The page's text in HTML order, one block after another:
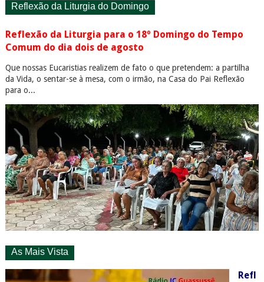
Reflexão da Liturgia do Domingo
Reflexão da Liturgia para o 18º Domingo do Tempo
Comum do dia dois de agosto
Que nossas Eucaristias realizem de fato o que pretendem: a partilha
da Vida, o sentar-se à mesa, com o irmão, na Casa do Pai Reflexão
para o...
As Mais Vista
Refl